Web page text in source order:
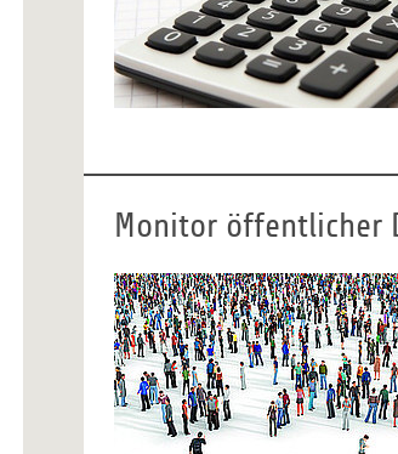
Monitor öffentlicher